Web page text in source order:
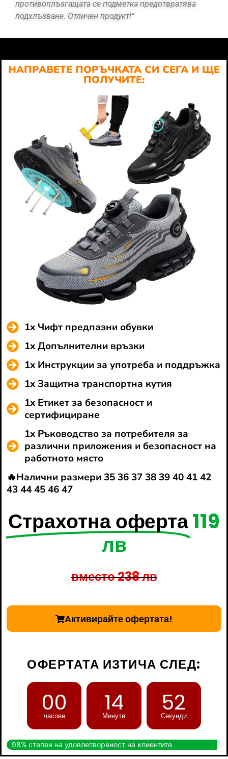
противоплъзгащата се подметка предотвратява
подхлъзване. Отличен продукт!“
НАПРАВЕТЕ ПОРЪЧКАТА СИ СЕГА И ЩЕ
ПОЛУЧИТЕ:
1x Чифт предпазни обувки
1x Допълнителни връзки
1x Инструкции за употреба и поддръжка
1x Защитна транспортна кутия
1x Етикет за безопасност и
сертифициране
1x Ръководство за потребителя за
различни приложения и безопасност на
работното място
🔥Налични размери 35 36 37 38 39 40 41 42
43 44 45 46 47
Страхотна оферта119
лв
вместо 238 лв
Активирайте офертата!
ОФЕРТАТА ИЗТИЧА СЛЕД:
00
часове 14
Минути 51
Секунди
98% степен на удовлетвореност на клиентите